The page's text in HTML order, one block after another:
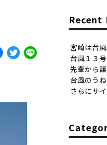
Recent
宮崎は台
台風１３号
先輩から
台風のう
さらにサ